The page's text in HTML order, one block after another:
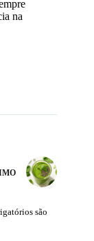
na
são